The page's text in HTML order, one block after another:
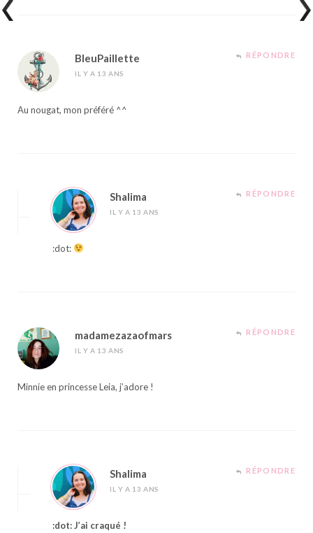
BleuPaillette
IL Y A 13 ANS
RÉPONDRE
Au nougat, mon préféré ^^
Shalima
IL Y A 13 ANS
RÉPONDRE
:dot:
madamezazaofmars
IL Y A 13 ANS
RÉPONDRE
Minnie en princesse Leia, j’adore !
Shalima
IL Y A 13 ANS
RÉPONDRE
:dot: J’ai craqué !